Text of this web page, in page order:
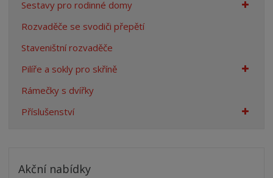
Sestavy pro rodinné domy
Rozvaděče se svodiči přepětí
Staveništní rozvaděče
Pilíře a sokly pro skříně
Rámečky s dvířky
Příslušenství
Akční nabídky